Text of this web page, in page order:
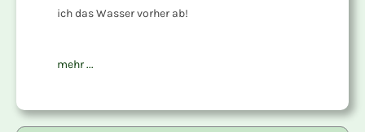
ich das Wasser vorher ab!
mehr ...